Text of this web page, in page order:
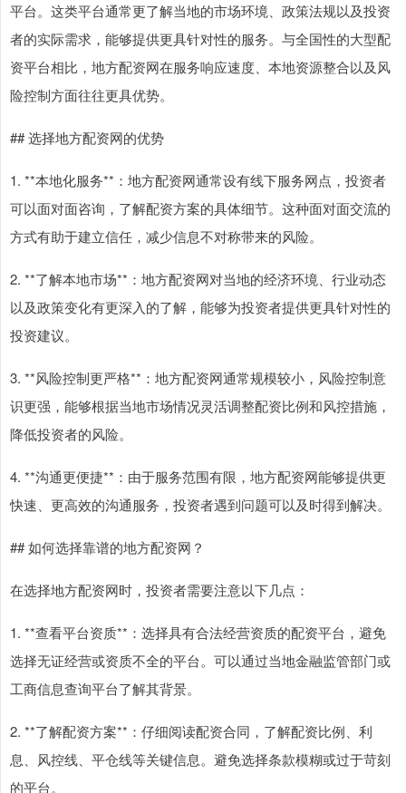
平台。这类平台通常更了解当地的市场环境、政策法规以及投资
者的实际需求，能够提供更具针对性的服务。与全国性的大型配
资平台相比，地方配资网在服务响应速度、本地资源整合以及风
险控制方面往往更具优势。
## 选择地方配资网的优势
1. **本地化服务**：地方配资网通常设有线下服务网点，投资者
可以面对面咨询，了解配资方案的具体细节。这种面对面交流的
方式有助于建立信任，减少信息不对称带来的风险。
2. **了解本地市场**：地方配资网对当地的经济环境、行业动态
以及政策变化有更深入的了解，能够为投资者提供更具针对性的
投资建议。
3. **风险控制更严格**：地方配资网通常规模较小，风险控制意
识更强，能够根据当地市场情况灵活调整配资比例和风控措施，
降低投资者的风险。
4. **沟通更便捷**：由于服务范围有限，地方配资网能够提供更
快速、更高效的沟通服务，投资者遇到问题可以及时得到解决。
## 如何选择靠谱的地方配资网？
在选择地方配资网时，投资者需要注意以下几点：
1. **查看平台资质**：选择具有合法经营资质的配资平台，避免
选择无证经营或资质不全的平台。可以通过当地金融监管部门或
工商信息查询平台了解其背景。
2. **了解配资方案**：仔细阅读配资合同，了解配资比例、利
息、风控线、平仓线等关键信息。避免选择条款模糊或过于苛刻
的平台。